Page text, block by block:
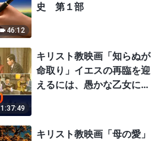
46:12
史 第１部
1:37:49
キリスト教映画「知らぬが
命取り」イエスの再臨を迎
えるには、愚かな乙女にな
キリスト教映画「母の愛」